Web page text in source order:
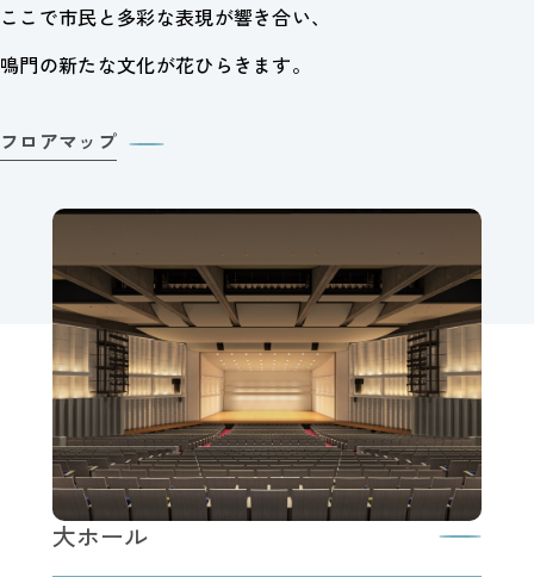
ここで市民と多彩な表現が響き合い、
鳴門の新たな文化が花ひらきます。
フロアマップ
大ホール